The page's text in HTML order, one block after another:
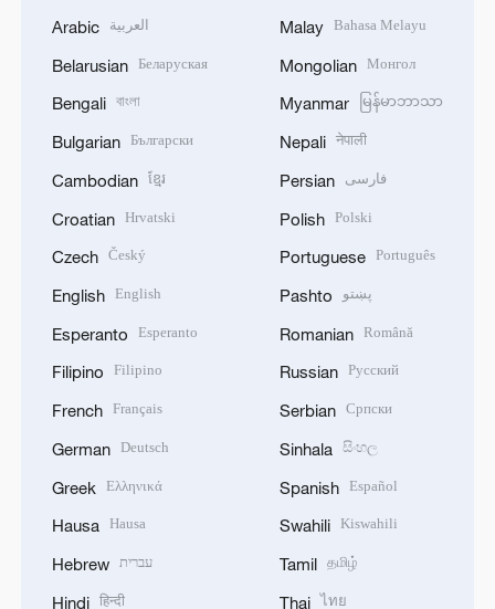
Arabic العربية
Belarusian Беларуская
Bengali বাংলা
Bulgarian Български
Cambodian ខ្មែរ
Croatian Hrvatski
Czech Český
English English
Esperanto Esperanto
Filipino Filipino
French Français
German Deutsch
Greek Ελληνικά
Hausa Hausa
Hebrew עברית
Hindi हिन्दी
Malay Bahasa Melayu
Mongolian Монгол
Myanmar မြန်မာဘာသာ
Nepali नेपाली
Persian فارسی
Polish Polski
Portuguese Português
Pashto پښتو
Romanian Română
Russian Русский
Serbian Српски
Sinhala සිංහල
Spanish Español
Swahili Kiswahili
Tamil தமிழ்
Thai ไทย